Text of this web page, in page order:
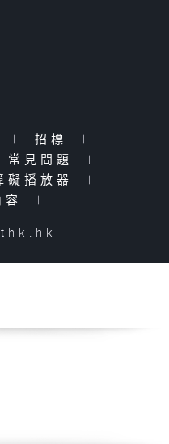
| 招標
|
常見問題
|
礙播放器
|
容
|